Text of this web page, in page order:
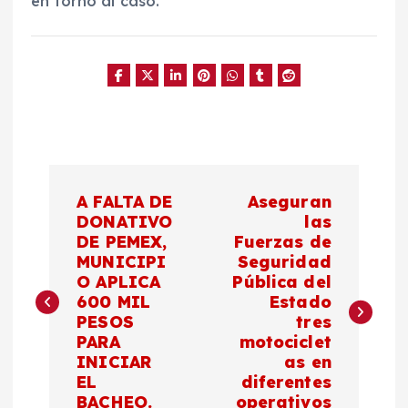
e
A FALTA DE
DONATIVO
DE PEMEX,
MUNICIPI
O APLICA
600 MIL
PESOS
PARA
INICIAR
EL
BACHEO.
Aseguran
las
Fuerzas de
Seguridad
Pública del
Estado
tres
motociclet
as en
diferentes
operativos